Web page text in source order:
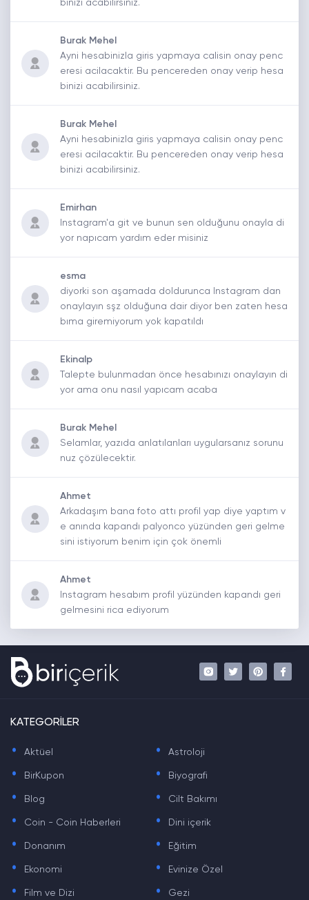
binizi acabilirsiniz.
Burak Mehel
Ayni hesabinizla giris yapmaya calisin onay penc
eresi acilacaktir. Bu pencereden onay verip hesa
binizi acabilirsiniz.
Burak Mehel
Ayni hesabinizla giris yapmaya calisin onay penc
eresi acilacaktir. Bu pencereden onay verip hesa
binizi acabilirsiniz.
Emirhan
Instagram'a git ve bunun sen olduğunu onayla di
yor napıcam yardım eder misiniz
esma
diyorki son aşamada doldurunca Instagram dan
onaylayın sşz olduğuna dair diyor ben zaten hesa
bıma giremiyorum yok kapatıldı
Ekinalp
Talepte bulunmadan önce hesabınızı onaylayın di
yor ama onu nasıl yapıcam acaba
Burak Mehel
Selamlar, yazıda anlatılanları uygularsanız sorunu
nuz çözülecektir.
Ahmet
Arkadaşım bana foto attı profil yap diye yaptım v
e anında kapandı palyonco yüzünden geri gelme
sini istiyorum benim için çok önemli
Ahmet
Instagram hesabım profil yüzünden kapandı geri
gelmesini rica ediyorum
KATEGORİLER
. Aktüel . Astroloji
. BirKupon . Biyografi
. Blog . Cilt Bakımı
. Coin - Coin Haberleri . Dini içerik
. Donanım . Eğitim
. Ekonomi . Evinize Özel
. Film ve Dizi . Gezi